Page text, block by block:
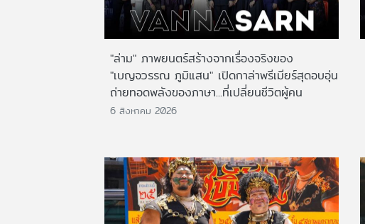
"ล่าม" ภาพยนตร์สร้างจากเรื่องจริงของ
"เบญจวรรณ ภูมิแสน" เปิดกาล่าพรีเมียร์สุดอบอุ่น
ถ่ายทอดพลังของภาษา...ที่เปลี่ยนชีวิตผู้คน
6 สิงหาคม 2026